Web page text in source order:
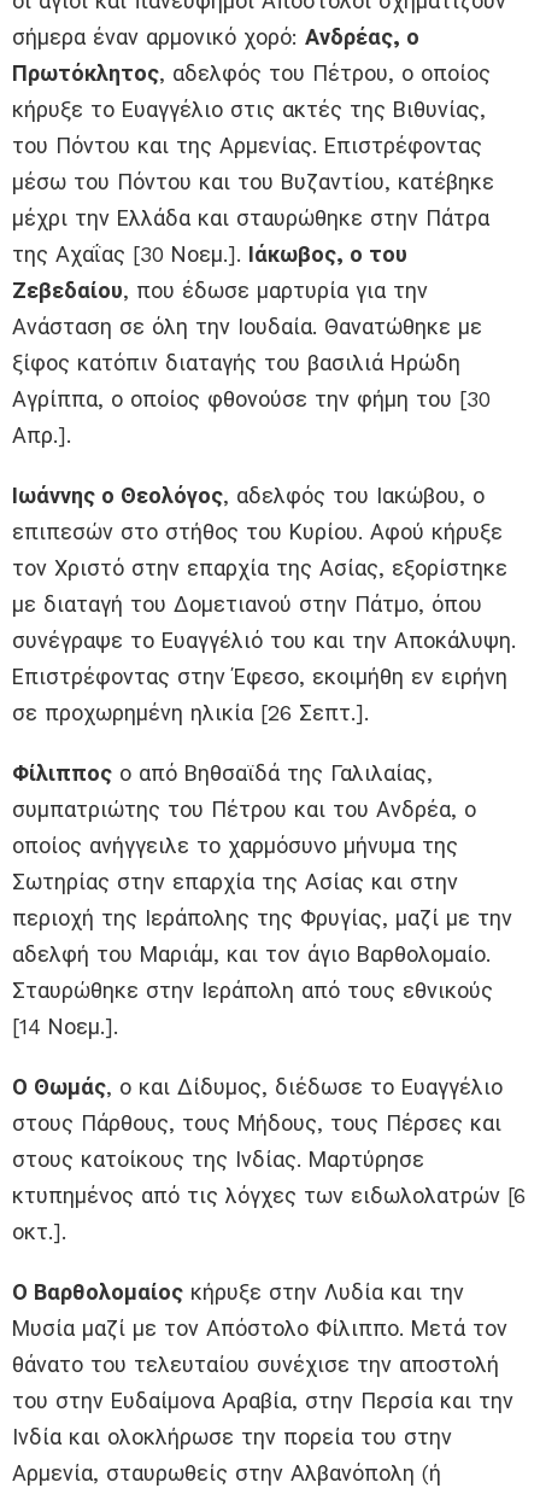
σήμερα έναν αρμονικό χορό: Ανδρέας, ο
Πρωτόκλητος, αδελφός του Πέτρου, ο οποίος
κήρυξε το Ευαγγέλιο στις ακτές της Βιθυνίας,
του Πόντου και της Αρμενίας. Επιστρέφοντας
μέσω του Πόντου και του Βυζαντίου, κατέβηκε
μέχρι την Ελλάδα και σταυρώθηκε στην Πάτρα
της Αχαΐας [30 Νοεμ.]. Ιάκωβος, ο του
Ζεβεδαίου, που έδωσε μαρτυρία για την
Ανάσταση σε όλη την Ιουδαία. Θανατώθηκε με
ξίφος κατόπιν διαταγής του βασιλιά Ηρώδη
Αγρίππα, ο οποίος φθονούσε την φήμη του [30
Απρ.].
Ιωάννης ο Θεολόγος, αδελφός του Ιακώβου, ο
επιπεσών στο στήθος του Κυρίου. Αφού κήρυξε
τον Χριστό στην επαρχία της Ασίας, εξορίστηκε
με διαταγή του Δομετιανού στην Πάτμο, όπου
συνέγραψε το Ευαγγέλιό του και την Αποκάλυψη.
Επιστρέφοντας στην Έφεσο, εκοιμήθη εν ειρήνη
σε προχωρημένη ηλικία [26 Σεπτ.].
Φίλιππος ο από Βηθσαϊδά της Γαλιλαίας,
συμπατριώτης του Πέτρου και του Ανδρέα, ο
οποίος ανήγγειλε το χαρμόσυνο μήνυμα της
Σωτηρίας στην επαρχία της Ασίας και στην
περιοχή της Ιεράπολης της Φρυγίας, μαζί με την
αδελφή του Μαριάμ, και τον άγιο Βαρθολομαίο.
Σταυρώθηκε στην Ιεράπολη από τους εθνικούς
[14 Νοεμ.].
Ο Θωμάς, ο και Δίδυμος, διέδωσε το Ευαγγέλιο
στους Πάρθους, τους Μήδους, τους Πέρσες και
στους κατοίκους της Ινδίας. Μαρτύρησε
κτυπημένος από τις λόγχες των ειδωλολατρών [6
οκτ.].
Ο Βαρθολομαίος κήρυξε στην Λυδία και την
Μυσία μαζί με τον Απόστολο Φίλιππο. Μετά τον
θάνατο του τελευταίου συνέχισε την αποστολή
του στην Ευδαίμονα Αραβία, στην Περσία και την
Ινδία και ολοκλήρωσε την πορεία του στην
Αρμενία, σταυρωθείς στην Αλβανόπολη (ή